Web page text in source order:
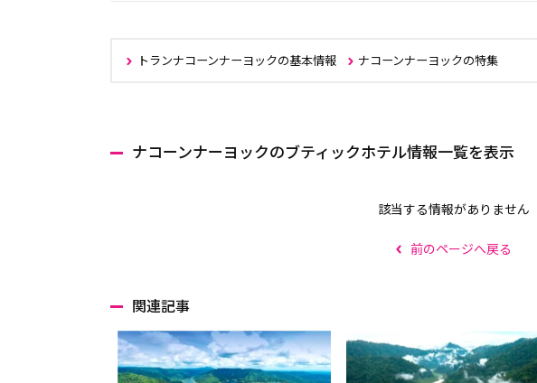
トランナコーンナーヨックの基本情報 ナコーンナーヨックの特集
ナコーンナーヨックのブティックホテル情報一覧を表示
該当する情報がありません
前のページへ戻る
関連記事